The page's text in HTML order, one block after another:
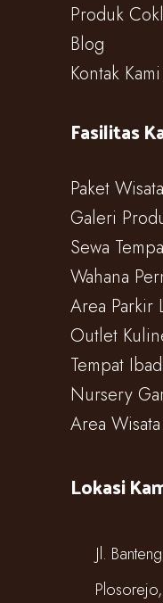
Produk
Blog
Kontak Kami
Fasilitas
Paket
Galeri
Sewa
Wahana
Area Parkir
Outlet
Tempat
Nursery
Area
Lokasi
Jl.